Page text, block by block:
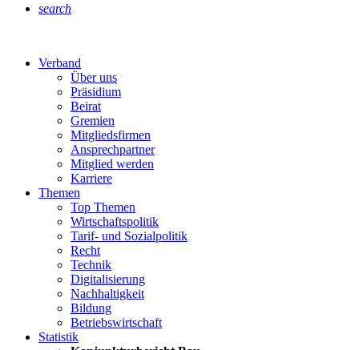
search
Verband
Über uns
Präsidium
Beirat
Gremien
Mitgliedsfirmen
Ansprechpartner
Mitglied werden
Karriere
Themen
Top Themen
Wirtschaftspolitik
Tarif- und Sozialpolitik
Recht
Technik
Digitalisierung
Nachhaltigkeit
Bildung
Betriebswirtschaft
Statistik